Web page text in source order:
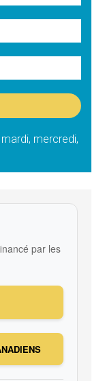
mercredi,
par les